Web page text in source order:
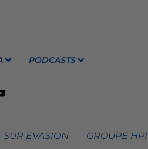
PODCASTS
SUR EVASION GROUPE HPI